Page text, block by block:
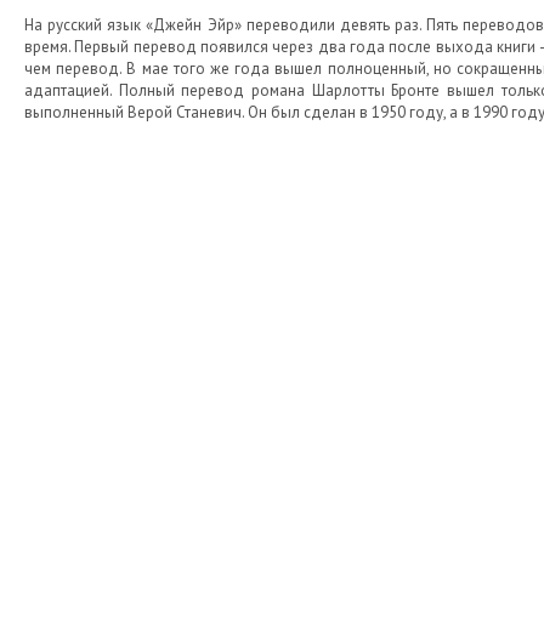
На русский язык «Джейн Эйр» переводили девять раз. Пять
время. Первый перевод появился через два года после выхода
чем перевод. В мае того же года вышел полноценный, но
адаптацией. Полный перевод романа Шарлотты Бронте вышел
выполненный Верой Станевич. Он был сделан в 1950 году, а в 1990